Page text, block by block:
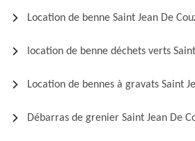
Location de benne Saint Jean De
location de benne déchets verts
Location de bennes à gravats Saint
Débarras de grenier Saint Jean De